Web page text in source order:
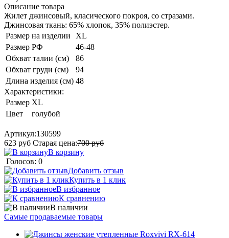
Описание товара
Жилет джинсовый, класического покроя, со стразами.
Джинсовая ткань: 65% хлопок, 35% полиэстер.
Размер на изделии
XL
Размер РФ
46-48
Обхват талии (см)
86
Обхват груди (см)
94
Длина изделия (см) 48
Характеристики:
Размер XL
Цвет
голубой
Артикул:130599
623 руб Старая цена:700руб
В корзину
Голосов: 0
Добавить отзыв
Купить в 1 клик
В избранное
К сравнению
В наличии
Самые продаваемые товары